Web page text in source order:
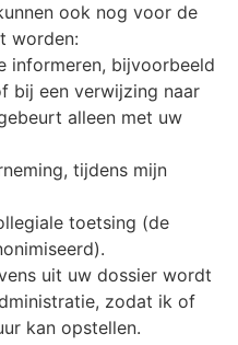
ook nog voor de
worden:
informeren, bijvoorbeeld
bij een verwijzing naar
alleen met uw
tijdens mijn
toetsing (de
uit uw dossier wordt
zodat ik of
kan opstellen.